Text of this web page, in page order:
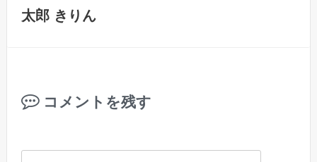
太郎 きりん
コメントを残す